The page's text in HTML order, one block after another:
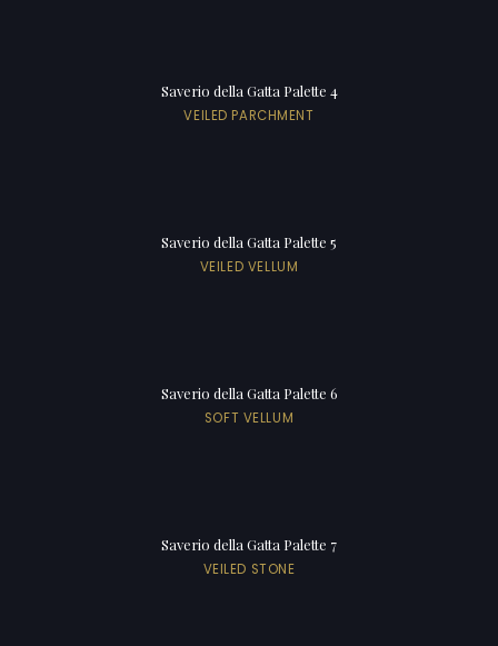
Saverio della Gatta Palette 4
VEILED PARCHMENT
Saverio della Gatta Palette 5
VEILED VELLUM
Saverio della Gatta Palette 6
SOFT VELLUM
Saverio della Gatta Palette 7
VEILED STONE